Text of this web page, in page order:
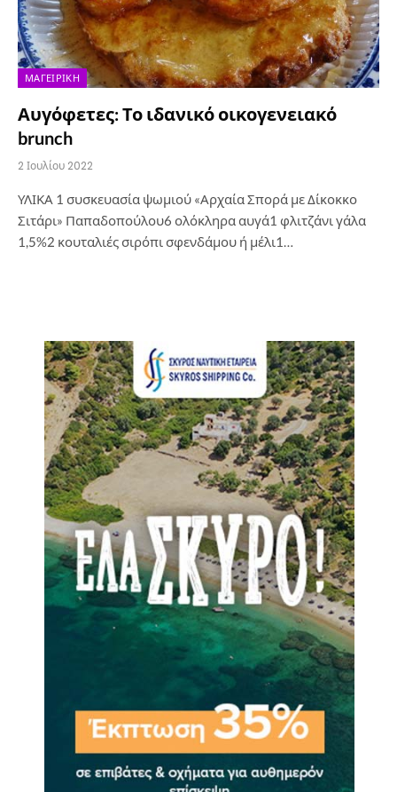
ΜΑΓΕΙΡΙΚΉ
Αυγόφετες: Το ιδανικό οικογενειακό
brunch
2 Ιουλίου 2022
ΥΛΙΚΑ 1 συσκευασία ψωμιού «Αρχαία Σπορά με Δίκοκκο
Σιτάρι» Παπαδοπούλου6 ολόκληρα αυγά1 φλιτζάνι γάλα
1,5%2 κουταλιές σιρόπι σφενδάμου ή μέλι1…